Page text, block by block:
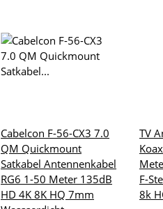
Cabelcon F-56-CX3 7.0
QM Quickmount
Satkabel Antennenkabel
RG6 1-50 Meter 135dB
HD 4K 8K HQ 7mm
TV
F-
8k